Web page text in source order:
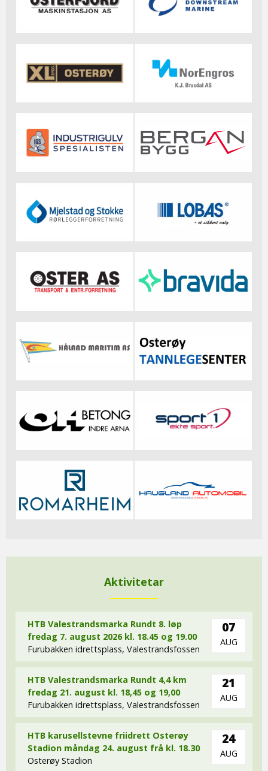
Aktivitetar
HTB Valestrandsmarka Rundt 8. løp
fredag 7. august 2026 kl. 18.45 og 19.00
Furubakken idrettsplass, Valestrandsfossen
07
AUG
HTB Valestrandsmarka Rundt 4,4 km
fredag 21. august kl. 18,45 og 19,00
Furubakken idrettsplass, Valestrandsfossen
21
AUG
HTB karusellstevne friidrett Osterøy
Stadion måndag 24. august frå kl. 18.30
Osterøy Stadion
24
AUG